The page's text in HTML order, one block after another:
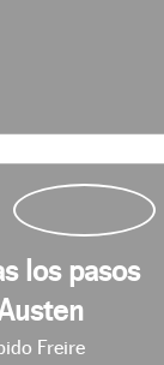
los pasos
Freire